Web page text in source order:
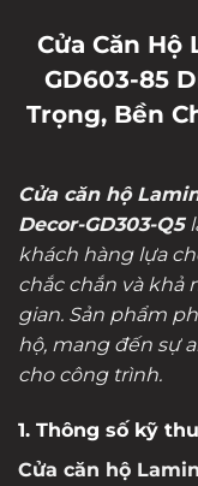
Cửa Căn Hộ
GD603-85
Trọng, Bền
Cửa căn hộ
Decor-GD303-Q5
khách hàng lựa
chắc chắn và khả
gian. Sản phẩm
hộ, mang đến sự
cho công trình.
1. Thông số kỹ
Cửa căn hộ